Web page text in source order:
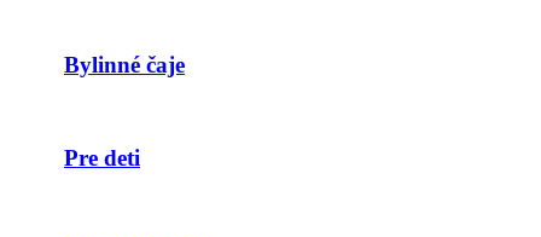
Bylinné čaje
Pre deti